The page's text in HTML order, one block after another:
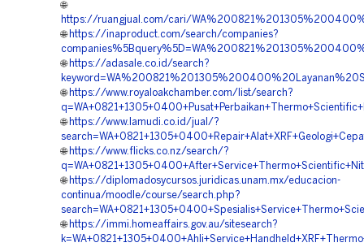
🌐
https://ruangjual.com/cari/
🌐 https://inaproduct.com/search/companies?
🌐 https://adasale.co.id/search?
🌐 https://www.royaloakchamber.com/list/search?
🌐 https://www.lamudi.co.id/jual/?
🌐 https://www.flicks.co.nz/search/?
🌐 https://diplomadosycursos.juridicas.unam.mx/educacion-
continua/moodle/course/search.php?
🌐 https://immi.homeaffairs.gov.au/sitesearch?